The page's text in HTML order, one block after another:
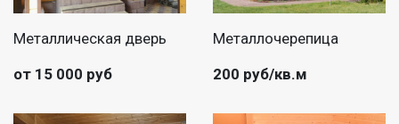
Металлическая дверь
от 15 000 руб
Металлочерепица
200 руб/кв.м